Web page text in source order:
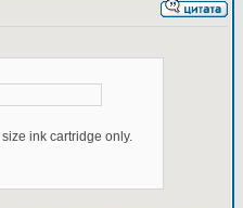
ink cartridge only.